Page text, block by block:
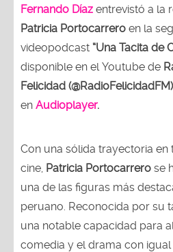
Fernando Díaz entrevistó a la
Patricia Portocarrero en la
videopodcast “Una Tacita de
disponible en el Youtube de
Felicidad (@RadioFelicidadFM)
en Audioplayer.
Con una sólida trayectoria en
cine, Patricia Portocarrero se
una de las figuras más
peruano. Reconocida por su
una notable capacidad para
comedia y el drama con igual